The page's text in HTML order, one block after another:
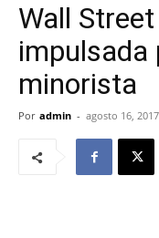
Wall
impulsada
minorista
Por admin - agosto 16, 2017